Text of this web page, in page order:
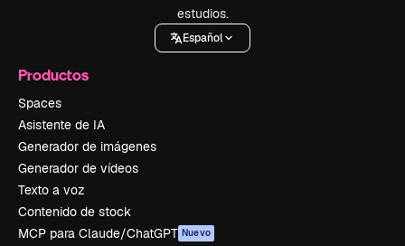
estudios.
Español
Productos
Spaces
Asistente de IA
Generador de imágenes
Generador de vídeos
Texto a voz
Contenido de stock
MCP para Claude/ChatGPT Nuevo